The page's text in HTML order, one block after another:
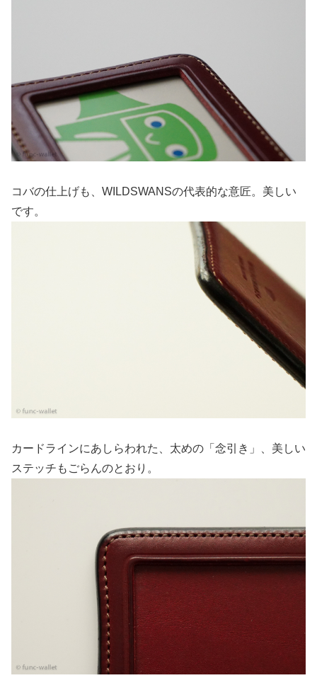
コバの仕上げも、WILDSWANSの代表的な意匠。美しい
です。
カードラインにあしらわれた、太めの「念引き」、美しい
ステッチもごらんのとおり。